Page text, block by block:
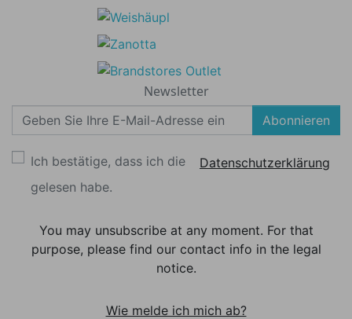
Newsletter
Abonnieren
Ich bestätige, dass ich die
Datenschutzerklärung
gelesen habe.
You may unsubscribe at any moment. For that
purpose, please find our contact info in the legal
notice.
Wie melde ich mich ab?